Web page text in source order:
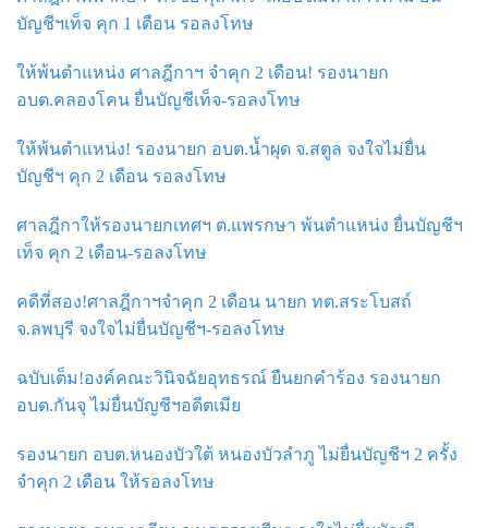
บัญชีฯเท็จ คุก 1 เดือน รอลงโทษ
ให้พ้นตำแหน่ง ศาลฎีกาฯ จำคุก 2 เดือน! รองนายก
อบต.คลองโคน ยื่นบัญชีเท็จ-รอลงโทษ
ให้พ้นตำแหน่ง! รองนายก อบต.น้ำผุด จ.สตูล จงใจไม่ยื่น
บัญชีฯ คุก 2 เดือน รอลงโทษ
ศาลฎีกาให้รองนายกเทศฯ ต.แพรกษา พ้นตำแหน่ง ยื่นบัญชีฯ
เท็จ คุก 2 เดือน-รอลงโทษ
คดีที่สอง!ศาลฎีกาฯจำคุก 2 เดือน นายก ทต.สระโบสถ์
จ.ลพบุรี จงใจไม่ยื่นบัญชีฯ-รอลงโทษ
ฉบับเต็ม!องค์คณะวินิจฉัยอุทธรณ์ ยืนยกคำร้อง รองนายก
อบต.กันจุ ไม่ยื่นบัญชีฯอดีตเมีย
รองนายก อบต.หนองบัวใต้ หนองบัวลำภู ไม่ยื่นบัญชีฯ 2 ครั้ง
จําคุก 2 เดือน ให้รอลงโทษ